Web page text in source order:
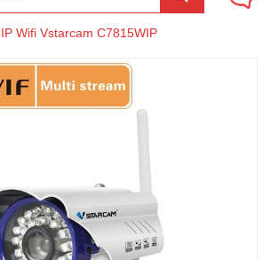
Wifi Vstarcam C7815WIP